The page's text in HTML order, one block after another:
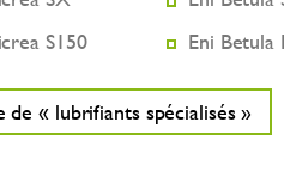
S150
Eni Betula
« lubrifiants spécialisés »